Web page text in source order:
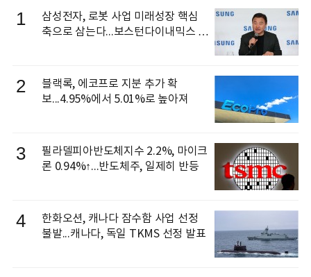
1
삼성전자, 로봇 사업 미래성장 핵심
축으로 삼는다...보스턴다이내믹스 출
2
블랙록, 에코프로 지분 추가 확
보...4.95%에서 5.01%로 높아져
3
필라델피아반도체지수 2.2%, 마이크
론 0.94%↑...반도체주, 일제히 반등
4
한화오션, 캐나다 잠수함 사업 선정
불발...캐나다, 독일 TKMS 선정 발표